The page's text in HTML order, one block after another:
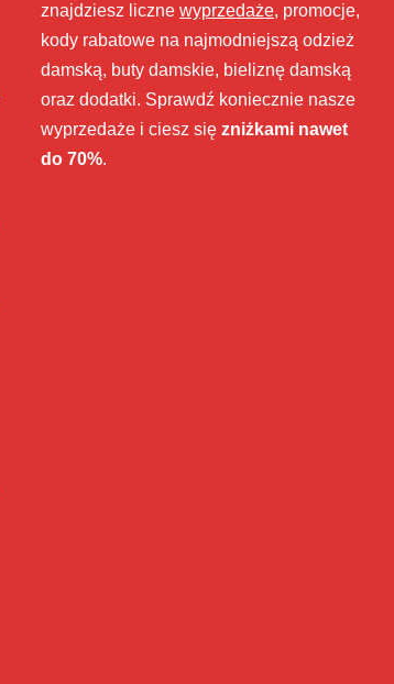
znajdziesz liczne wyprzedaże, promocje,
kody rabatowe na najmodniejszą odzież
damską, buty damskie, bieliznę damską
oraz dodatki. Sprawdź koniecznie nasze
wyprzedaże i ciesz się zniżkami nawet
do 70%.